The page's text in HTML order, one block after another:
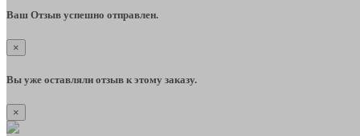
Ваш Отзыв успешно отправлен.
×
Вы уже оставляли отзыв к этому заказу.
×